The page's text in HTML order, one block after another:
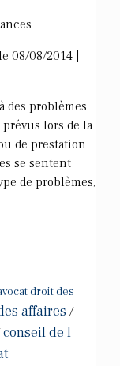
08/08/2014 |
des problèmes
lors de la
de prestation
se sentent
de problèmes,
droit des
affaires /
conseil de l